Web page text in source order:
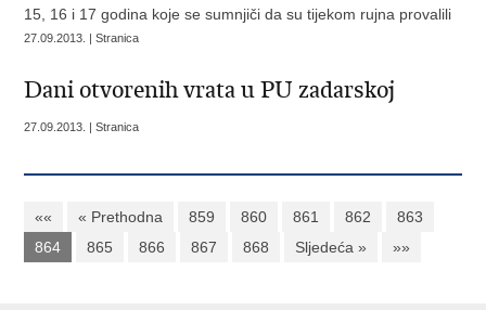
15, 16 i 17 godina koje se sumnjiči da su tijekom rujna provalili
27.09.2013. | Stranica
Dani otvorenih vrata u PU zadarskoj
27.09.2013. | Stranica
«« « Prethodna 859 860 861 862
863
864
865 866 867 868 Sljedeća » »»